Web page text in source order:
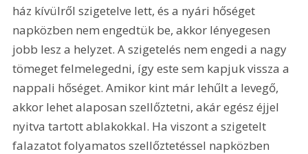
ház kívülről szigetelve lett, és a nyári hőséget
napközben nem engedtük be, akkor lényegesen
jobb lesz a helyzet. A szigetelés nem engedi a nagy
tömeget felmelegedni, így este sem kapjuk vissza a
nappali hőséget. Amikor kint már lehűlt a levegő,
akkor lehet alaposan szellőztetni, akár egész éjjel
nyitva tartott ablakokkal. Ha viszont a szigetelt
falazatot folyamatos szellőztetéssel napközben